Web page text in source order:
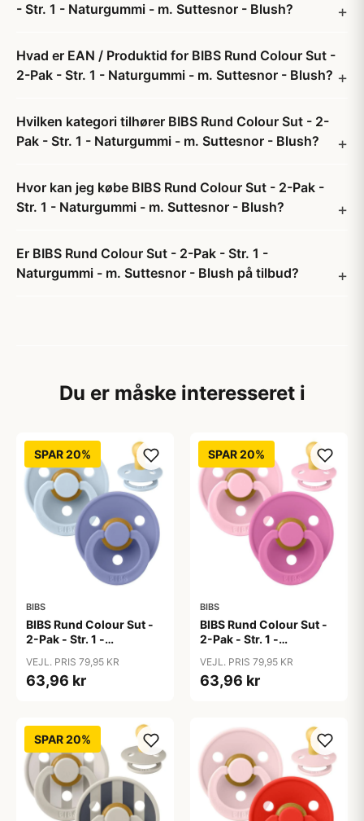
- Str. 1 - Naturgummi - m. Suttesnor - Blush?
Hvad er EAN / Produktid for BIBS Rund Colour Sut -
2-Pak - Str. 1 - Naturgummi - m. Suttesnor - Blush?
Hvilken kategori tilhører BIBS Rund Colour Sut - 2-
Pak - Str. 1 - Naturgummi - m. Suttesnor - Blush?
Hvor kan jeg købe BIBS Rund Colour Sut - 2-Pak -
Str. 1 - Naturgummi - m. Suttesnor - Blush?
Er BIBS Rund Colour Sut - 2-Pak - Str. 1 -
Naturgummi - m. Suttesnor - Blush på tilbud?
Du er måske interesseret i
SPAR 20%
BIBS
BIBS Rund Colour Sut -
2-Pak - Str. 1 -
Blue/Peri
VEJL. PRIS 79,95 KR
63,96 kr
SPAR 20%
BIBS
BIBS Rund Colour Sut -
2-Pak - Str. 1 -
Pink/Bubblegum
VEJL. PRIS 79,95 KR
63,96 kr
SPAR 20%